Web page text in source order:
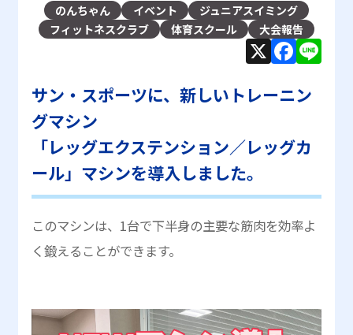
のんちゃん イベント
ジュニアスイミング
フィットネスクラブ
体育スクール 大会報告
X F
a
c
b
o
k
サン・スポーツに、新しいトレーニン
グマシン
「レッグエクステンション／レッグカ
ール」マシンを導入しました。
このマシンは、1台で下半身の主要な筋肉を効率よ
く鍛えることができます。